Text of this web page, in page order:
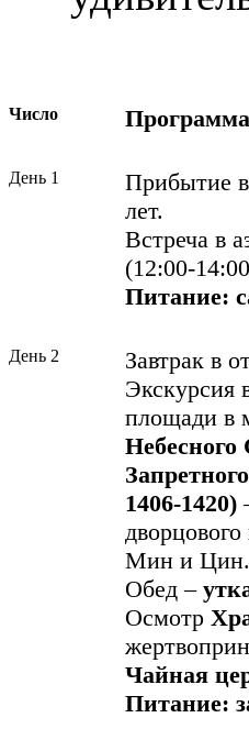
Число Программа
День 1 Прибытие в
лет.
Встреча в
(12:00-
Питание:
День 2
Завтрак в
Экскурсия
площади в
1406-1420)
Мин и Цин.
Обед –
Осмотр
Чайная
Питание: